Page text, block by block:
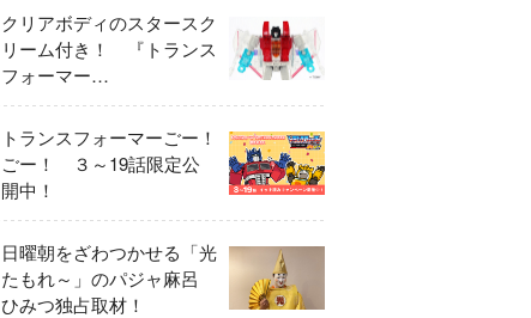
クリアボディのスタースク
リーム付き！ 『トランス
フォーマー
FANBOOK2026』2026年
７月31日発売！
トランスフォーマーごー！
ごー！ ３～19話限定公
開中！
日曜朝をざわつかせる「光
たもれ～」のパジャ麻呂
ひみつ独占取材！